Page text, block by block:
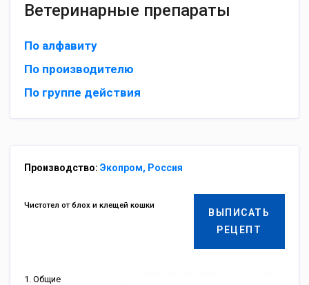
Ветеринарные препараты
По алфавиту
По производителю
По группе действия
Производство: Экопром, Россия
ВЫПИСАТЬ
РЕЦЕПТ
Чистотел от блох и клещей кошки
1. Общие